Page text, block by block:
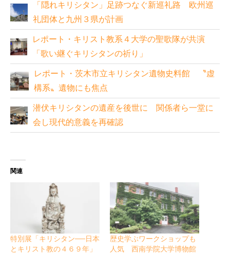
「隠れキリシタン」足跡つなぐ新巡礼路 欧州巡
礼団体と九州３県が計画
レポート・キリスト教系４大学の聖歌隊が共演
「歌い継ぐキリシタンの祈り」
レポート・茨木市立キリシタン遺物史料館 〝虚
構系〟遺物にも焦点
潜伏キリシタンの遺産を後世に 関係者ら一堂に
会し現代的意義を再確認
関連
特別展「キリシタン──日本
とキリスト教の４６９年」
歴史学ぶワークショップも
人気 西南学院大学博物館